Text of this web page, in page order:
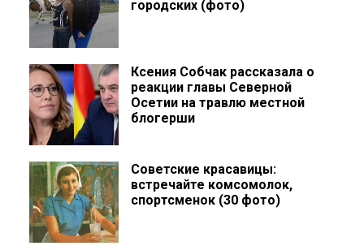
городских (фото)
Ксения Собчак рассказала о
реакции главы Северной
Осетии на травлю местной
блогерши
Советские красавицы:
встречайте комсомолок,
спортсменок (30 фото)